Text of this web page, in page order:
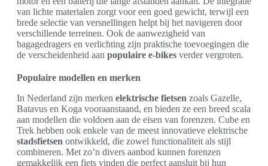
van lichte materialen zorgt voor een goed gewicht, terwijl een
brede selectie van versnellingen helpt bij het navigeren door
verschillende terreinen. Ook de aanwezigheid van
bagagedragers en verlichting zijn praktische toevoegingen die
de verscheidenheid aan populaire e-bikes verder vergroten.
Populaire modellen en merken
In Nederland zijn merken elektrische fietsen zoals Gazelle,
Batavus en Koga vooraanstaand, en bieden ze een breed scala
aan modellen die voldoen aan de eisen van forenzen. Cube en
Trek hebben ook enkele van de meest innovatieve elektrische
stadsfietsen ontwikkeld, die zowel functionaliteit als stijl
combineren. Met zo’n divers aanbod kunnen forenzen
gemakkelijk een fiets vinden die perfect aansluit bij hun